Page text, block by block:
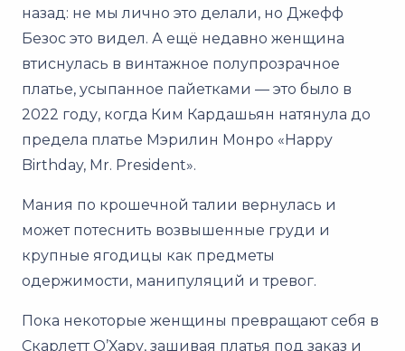
назад: не мы лично это делали, но Джефф
Безос это видел. А ещё недавно женщина
втиснулась в винтажное полупрозрачное
платье, усыпанное пайетками — это было в
2022 году, когда Ким Кардашьян натянула до
предела платье Мэрилин Монро «Happy
Birthday, Mr. President».
Мания по крошечной талии вернулась и
может потеснить возвышенные груди и
крупные ягодицы как предметы
одержимости, манипуляций и тревог.
Пока некоторые женщины превращают себя в
Скарлетт О’Хару, зашивая платья под заказ и